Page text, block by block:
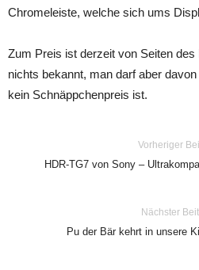
Chromeleiste, welche sich ums
Zum Preis ist derzeit von Seiten
nichts bekannt, man darf aber
kein Schnäppchenpreis ist.
Vorheriger
HDR-TG7 von Sony –
Nächster
Pu der Bär kehrt in unsere